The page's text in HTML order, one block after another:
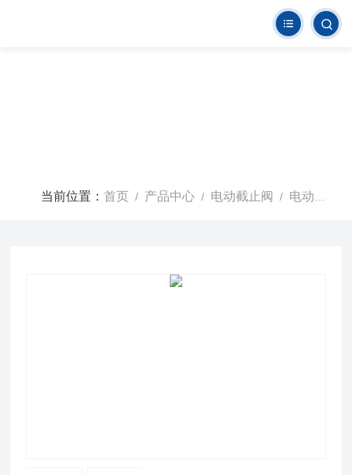
当前位置：首页 / 产品中心 / 电动截止阀 / 电动调节截止阀